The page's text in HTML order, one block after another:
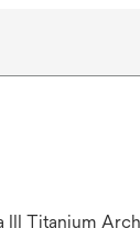
Titanium